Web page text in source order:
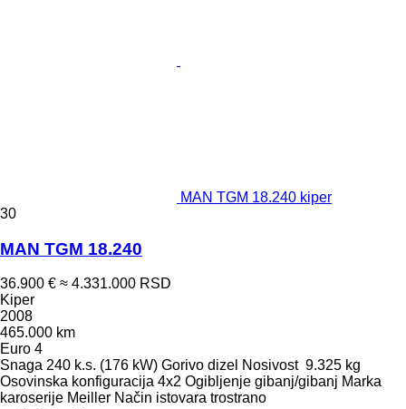
MAN TGM 18.240 kiper
30
MAN TGM 18.240
36.900 € ≈ 4.331.000 RSD
Kiper
2008
465.000 km
Euro 4
Snaga 240 k.s. (176 kW) Gorivo dizel Nosivost 9.325 kg
Osovinska konfiguracija 4x2 Ogibljenje gibanj/gibanj Marka
karoserije Meiller Način istovara trostrano